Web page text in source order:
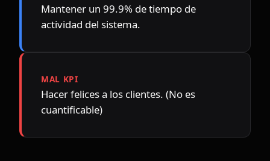
Mantener un 99.9% de tiempo de
actividad del sistema.
MAL KPI
Hacer felices a los clientes. (No es
cuantificable)